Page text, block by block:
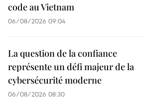
code au Vietnam
06/08/2026 09:04
La question de la confiance
représente un défi majeur de la
cybersécurité moderne
06/08/2026 08:30